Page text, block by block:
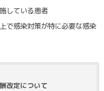
している患者
で感染対策が特に必要な感染
改定について